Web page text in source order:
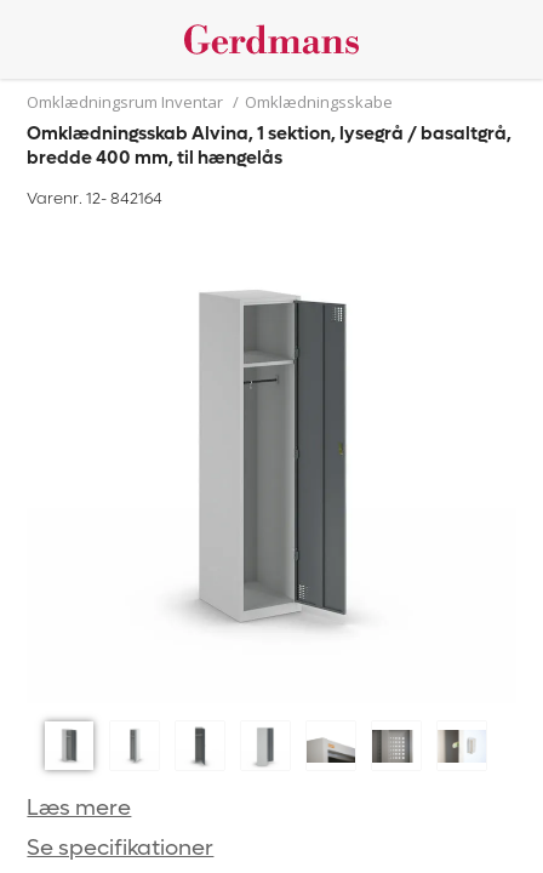
Omklædningsrum Inventar / Omklædningsskabe
Omklædningsskab Alvina, 1 sektion, lysegrå / basaltgrå,
bredde 400 mm, til hængelås
Varenr. 12-842164
Læs mere
Se specifikationer